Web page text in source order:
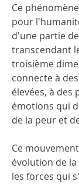
Ce
pour
d'une partie
transcendant
troisième
connecte à
élevées, à des
émotions qui
de la peur et
Ce
évolution de
les forces qui